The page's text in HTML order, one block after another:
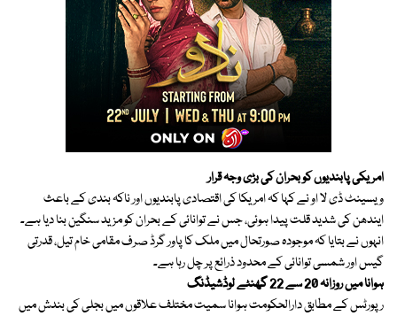
امریکی پابندیوں کو بحران کی بڑی وجہ قرار
ویسینٹ ڈی لا او نے کہا کہ امریکا کی اقتصادی پابندیوں اور ناکہ بندی کے باعث
ایندھن کی شدید قلت پیدا ہوئی، جس نے توانائی کے بحران کو مزید سنگین بنا دیا ہے۔
انہوں نے بتایا کہ موجودہ صورتحال میں ملک کا پاور گرڈ صرف مقامی خام تیل، قدرتی
گیس اور شمسی توانائی کے محدود ذرائع پر چل رہا ہے۔
ہوانا میں روزانہ 20 سے 22 گھنٹے لوڈشیڈنگ
رپورٹس کے مطابق دارالحکومت ہوانا سمیت مختلف علاقوں میں بجلی کی بندش میں